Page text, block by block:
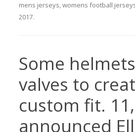
mens jerseys,womens football
2017.
Some
valves to
custom fit.
announced